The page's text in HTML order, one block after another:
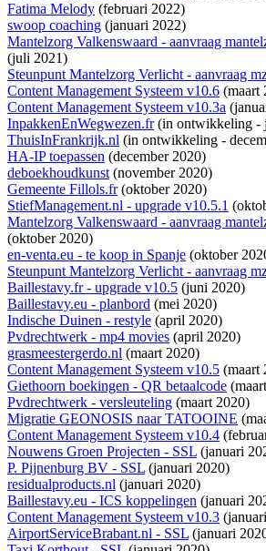
Fatima Melody (februari 2022)
swoop coaching (januari 2022)
Mantelzorg Valkenswaard - aanvraag
(juli 2021)
Steunpunt Mantelzorg Verlicht - aanvraag
Content Management Systeem v10.6 (maart
Content Management Systeem v10.3a
InpakkenEnWegwezen.fr(in ontwikkeling -
ThuisInFrankrijk.nl (in ontwikkeling -
HA-IP toepassen (december 2020)
deboekhoudkunst(november 2020)
Gemeente Fillols.fr(oktober 2020)
StiefManagement.nl - upgrade v10.5.1
Mantelzorg Valkenswaard - aanvraag
(oktober 2020)
en-venta.eu - te koop in Spanje (oktober
Steunpunt Mantelzorg Verlicht - aanvraag
Baillestavy.fr - upgrade v10.5 (juni 2020)
Baillestavy.eu - planbord (mei 2020)
Indische Duinen - restyle (april 2020)
Pvdrechtwerk - mp4 movies (april 2020)
grasmeestergerdo.nl (maart 2020)
Content Management Systeem v10.5 (maart
Giethoorn boekingen - QR betaalcode
Pvdrechtwerk - versleuteling (maart 2020)
Migratie GEONOSIS naar TATOOINE
Content Management Systeem v10.4
Nouwens Groen Projecten - SSL (januari
P. Pijnenburg BV - SSL (januari 2020)
residualproducts.nl (januari 2020)
Baillestavy.eu - ICS koppelingen (januari
Content Management Systeem v10.3
AirportServiceBrabant.nl - SSL (januari